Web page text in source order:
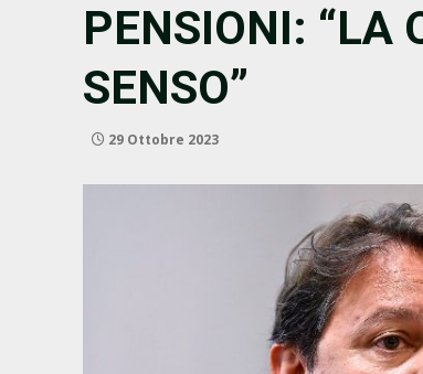
PENSIONI: “LA
SENSO”
29 Ottobre 2023